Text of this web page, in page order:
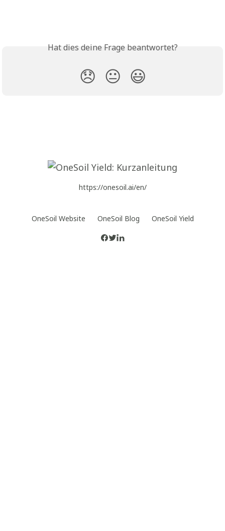
Hat dies deine Frage beantwortet?
😞 😐 😃
https://onesoil.ai/en/
OneSoil Website OneSoil Blog OneSoil Yield